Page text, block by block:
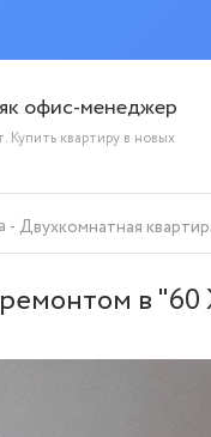
офис-менеджер
Купить квартиру в новых
Двухкомнатная
в